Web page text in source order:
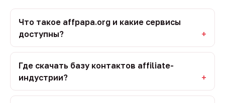
Что такое affpapa.org и какие сервисы
доступны?
Где скачать базу контактов affiliate-
индустрии?